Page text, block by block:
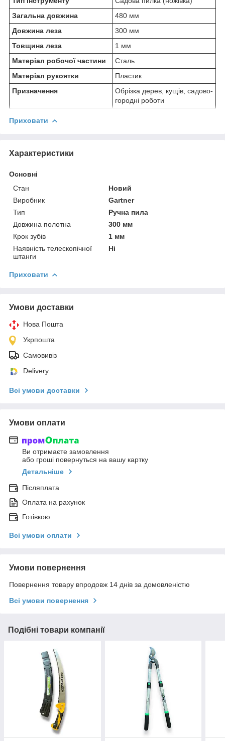
Загальна довжина
480 мм
Довжина леза
300 мм
Товщина леза
1 мм
Матеріал робочої частини
Сталь
Матеріал рукоятки
Пластик
Призначення
Обрізка дерев, кущів, садово-
городні роботи
Приховати
Характеристики
Основні
Стан
Новий
Виробник
Gartner
Тип
Ручна пила
Довжина полотна
300 мм
Крок зубів
1 мм
Наявність телескопічної
штанги
Ні
Приховати
Умови доставки
Нова Пошта
Укрпошта
Самовивіз
Delivery
Всі умови доставки
Умови оплати
Ви отримаєте замовлення
або гроші повернуться на вашу картку
Детальніше
Післяплата
Оплата на рахунок
Готівкою
Всі умови оплати
Умови повернення
Повернення товару впродовж 14 днів за домовленістю
Всі умови повернення
Подібні товари компанії